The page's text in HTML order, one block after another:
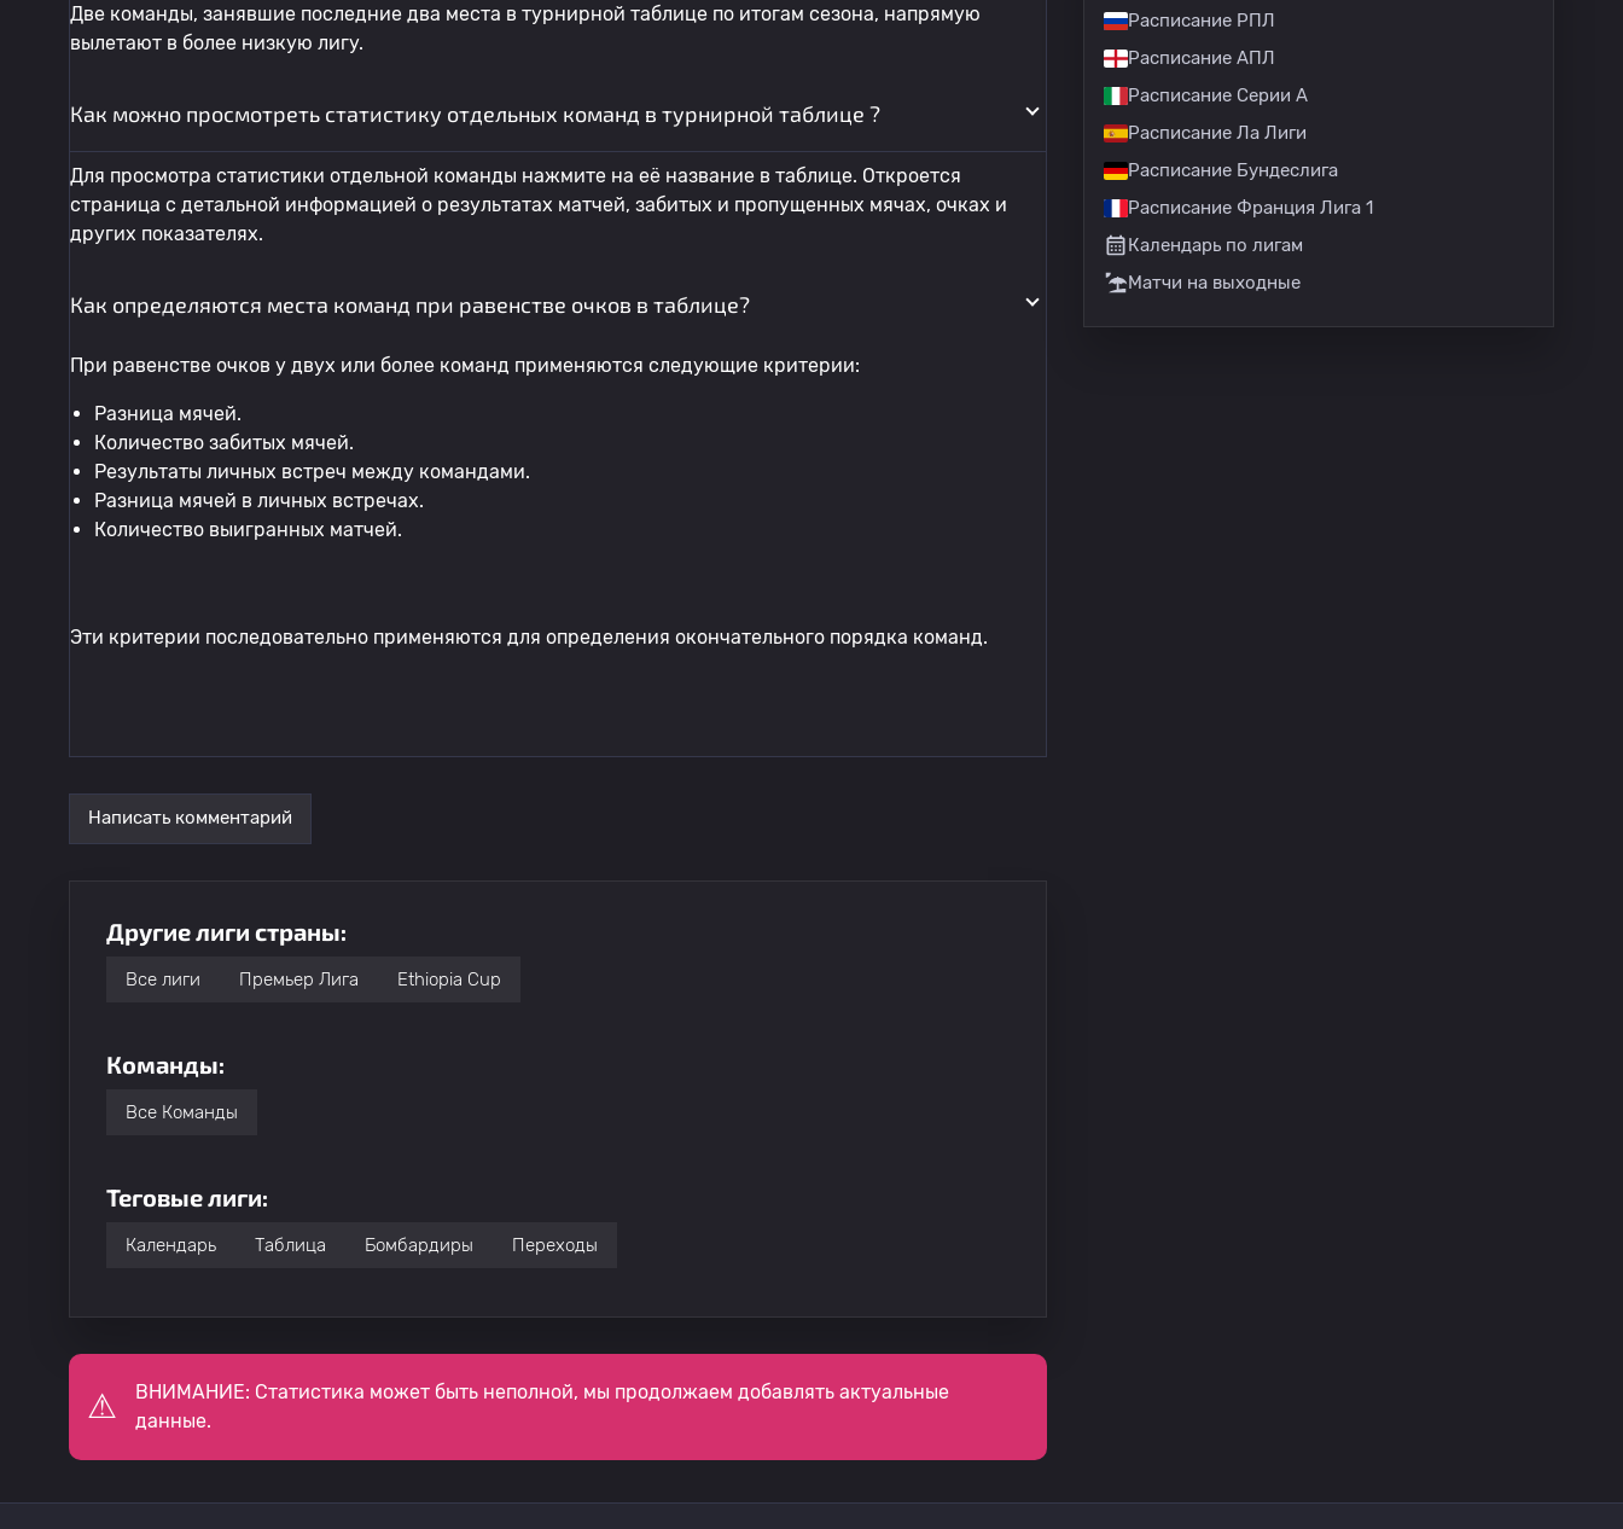
Две команды, занявшие последние два места в турнирной таблице по итогам сезона, напрямую
вылетают в более низкую лигу.
Как можно просмотреть статистику отдельных команд в турнирной таблице ?
Для просмотра статистики отдельной команды нажмите на её название в таблице. Откроется
страница с детальной информацией о результатах матчей, забитых и пропущенных мячах, очках и
других показателях.
Как определяются места команд при равенстве очков в таблице?
При равенстве очков у двух или более команд применяются следующие критерии:
Разница мячей.
Количество забитых мячей.
Результаты личных встреч между командами.
Разница мячей в личных встречах.
Количество выигранных матчей.
Эти критерии последовательно применяются для определения окончательного порядка команд.
Написать комментарий
Другие лиги страны:
Все лиги Премьер Лига Ethiopia Cup
Команды:
Все Команды
Теговые лиги:
Календарь Таблица Бомбардиры Переходы
ВНИМАНИЕ: Статистика может быть неполной, мы продолжаем добавлять актуальные
данные.
Расписание РПЛ
Расписание АПЛ
Расписание Серии А
Расписание Ла Лиги
Расписание Бундеслига
Расписание Франция Лига 1
Календарь по лигам
Матчи на выходные